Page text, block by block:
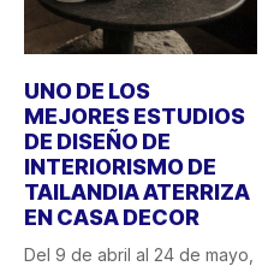
UNO DE LOS
MEJORES ESTUDIOS
DE DISEÑO DE
INTERIORISMO DE
TAILANDIA ATERRIZA
EN CASA DECOR
Del 9 de abril al 24 de mayo,